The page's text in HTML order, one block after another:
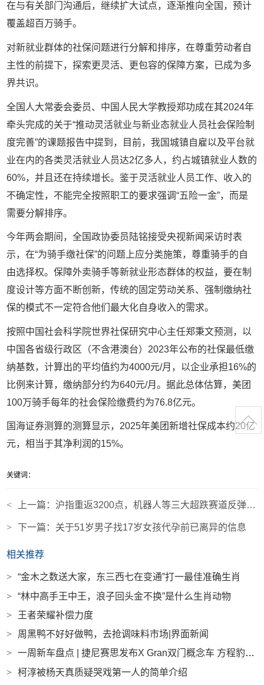
在与有关部门沟通后，继续扩大试点，逐渐推向全国，预计
覆盖超百万骑手。
对新就业群体的社保问题进行分解和排序，在尊重劳动者自
主性的前提下，探索更灵活、更包容的保障方案，已成为多
界共识。
全国人大常委会委员、中国人民大学教授郑功成在其2024年
牵头完成的关于“推动灵活就业与新业态就业人员社会保险制
度完善”的课题报告中提到，目前，我国城镇自雇以及平台就
业在内的各类灵活就业人员达2亿多人，约占城镇就业人数的
60%，并且还在持续增长。鉴于灵活就业人员工作、收入的
不确定性，不能完全按照职工的要求强调“五险一金”，而是
需要分解排序。
今年两会期间，全国政协委员陆铭接受央视新闻采访时表
示，在“为骑手缴社保”的问题上应分类施策，尊重骑手的自
由选择权。保障外卖骑手等新就业形态群体的权益，要在制
度设计等方面不断创新，传统的固定劳动关系、强制缴纳社
保的模式不一定符合他们最大化自身收入的需求。
按照中国社会科学院世界社保研究中心主任郑秉文预测，以
中国各省级行政区（不含港澳台）2023年公布的社保最低缴
纳基数，计算出的平均值约为4000元/月，以企业承担16%的
比例来计算，缴纳部分约为640元/月。据此总体估算，美团
100万骑手每年的社会保险缴费约为76.8亿元。
国海证券测算的测算显示，2025年美团新增社保成本约20亿
元，相当于其净利润的15%。
关键词：
< 上一篇：沪指重返3200点，机器人等三大超跌赛道反弹，大消费概念领涨|界面新闻
> 下一篇： 关于51岁男子找17岁女孩代孕前已离异的信息
相关推荐
>
“金木之数送大家，东三西七在变通”打一最佳准确生肖
>
“林中高手王中王，浪子回头金不换”是什么生肖动物
>
王者荣耀补偿力度
>
周黑鸭不好好做鸭，去抢调味料市场|界面新闻
>
一周新车盘点 | 捷尼赛思发布X Gran双门概念车 方程豹钛3主打智驾及无人机融合|界面新闻 · 汽车
>
柯淳被杨天真质疑哭戏第一人的简单介绍